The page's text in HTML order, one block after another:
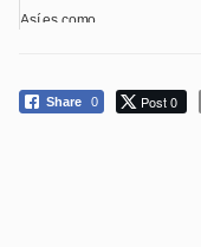
Así es como...
Share 0 Post 0